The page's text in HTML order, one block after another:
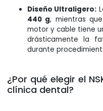
Diseño Ultraligero:
440 g, mientras
motor y cable tiene
drásticamente la
durante
¿Por qué elegir el
clínica dental?